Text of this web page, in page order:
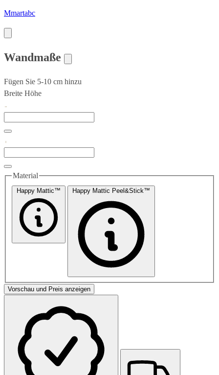
Mmartabc
Wandmaße
Fügen Sie 5-10 cm hinzu
Breite Höhe
Material
Happy Mattic™ Happy Mattic Peel&Stick™
Vorschau und Preis anzeigen